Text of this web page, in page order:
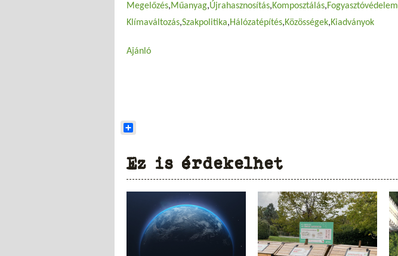
Megelőzés Műanyag Újrahasznosítás Komposztálás Fogyasztóvédelem
Klímaváltozás Szakpolitika Hálózatépítés Közösségek Kiadványok
Ajánló
Ez is érdekelhet